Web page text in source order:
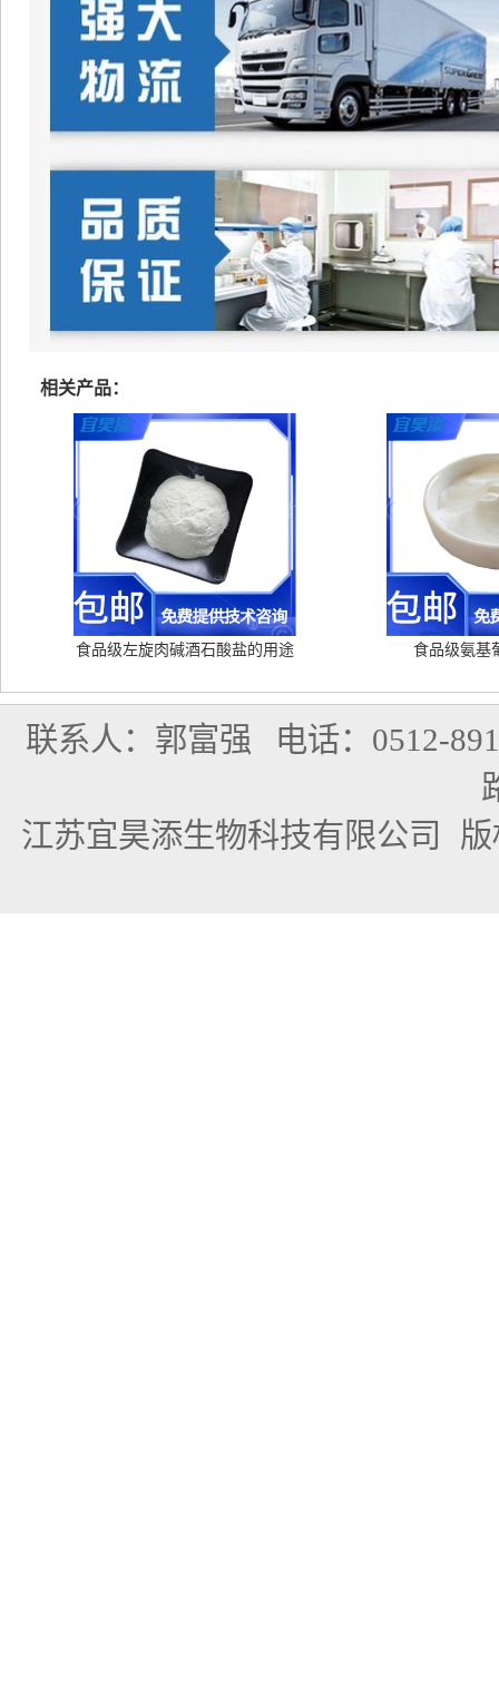
相关产品：
食品级左旋肉碱酒石酸盐的用途 食品级氨基
联系人：郭富强 电话：0512-
江苏宜昊添生物科技有限公司